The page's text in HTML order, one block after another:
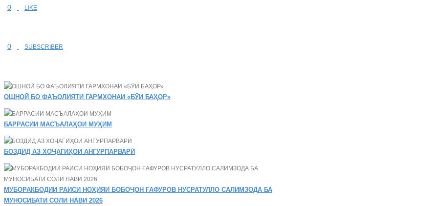
0 LIKE
0 SUBSCRIBER
ОШНОӢ БО ФАЪОЛИЯТИ ГАРМХОНАИ «БӮИ БАҲОР»
БАРРАСИИ МАСЪАЛАҲОИ МУҲИМ
БОЗДИД АЗ ХОҶАГИҲОИ АНГУРПАРВАРӢ
МУБОРАКБОДИИ РАИСИ НОҲИЯИ БОБОҶОН ҒАФУРОВ НУСРАТУЛЛО САЛИМЗОДА БА
МУНОСИБАТИ СОЛИ НАВИ 2026